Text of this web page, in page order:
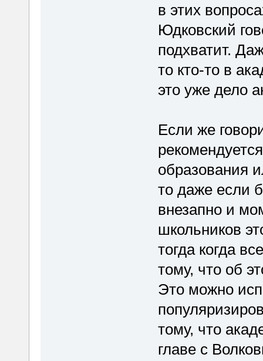
в этих
Юдковский
подхватит.
то кто-то в
это уже дело
Если же
образования
то даже если
внезапно и
школьников
тогда когда
тому, что об
Это можно
тому, что
главе с